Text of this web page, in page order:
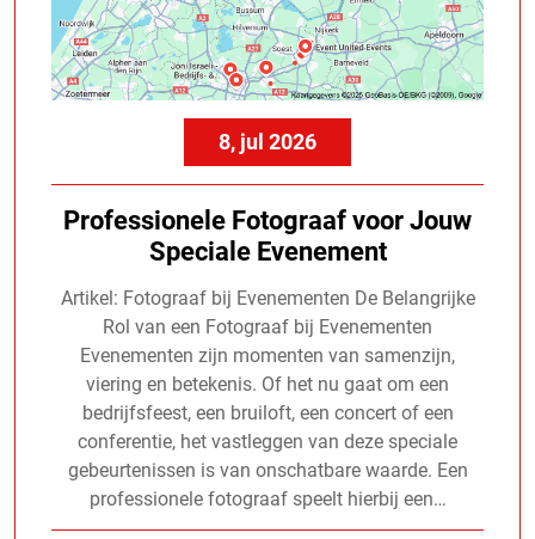
8, jul 2026
Professionele Fotograaf voor Jouw
Speciale Evenement
Artikel: Fotograaf bij Evenementen De Belangrijke
Rol van een Fotograaf bij Evenementen
Evenementen zijn momenten van samenzijn,
viering en betekenis. Of het nu gaat om een
bedrijfsfeest, een bruiloft, een concert of een
conferentie, het vastleggen van deze speciale
gebeurtenissen is van onschatbare waarde. Een
professionele fotograaf speelt hierbij een…